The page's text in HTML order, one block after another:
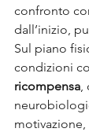
confronto
dall’inizio,
Sul piano
condizioni
ricompensa,